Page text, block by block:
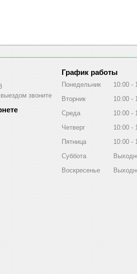
звоните
График работы
Понедельник 10:00
Вторник
10:00
Среда
10:00
Четверг
10:00
Пятница
10:00
Суббота
Воскресенье